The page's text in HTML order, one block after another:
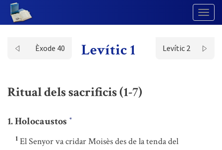
Èxode 40 Levític 1 Levític 2
Ritual dels sacrificis (1-7)
1. Holocaustos *
1 El Senyor va cridar Moisès des de la tenda del